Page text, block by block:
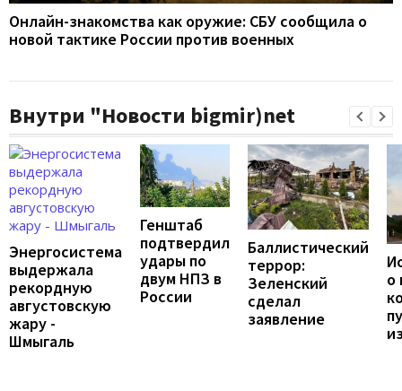
Онлайн-знакомства как оружие: СБУ сообщила о
новой тактике России против военных
Внутри "Новости bigmir)net
Энергосистема
выдержала
рекордную
августовскую
жару -
Шмыгаль
Генштаб
подтвердил
удары по
двум НПЗ в
России
Баллистический
террор:
Зеленский
сделал
заявление
о